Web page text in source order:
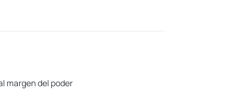
margen del poder